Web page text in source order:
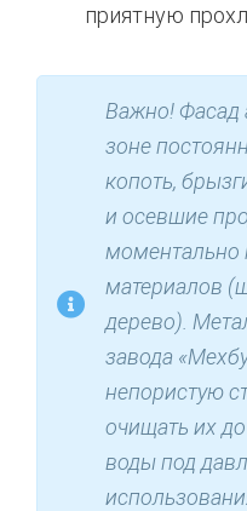
приятную
Важно! Фасад
зоне
копоть,
и осевшие
моментально
материалов
дерево).
завода
непористую
очищать их
воды под